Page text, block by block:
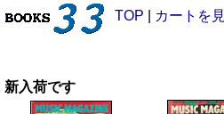
TOP カートを
新入荷です